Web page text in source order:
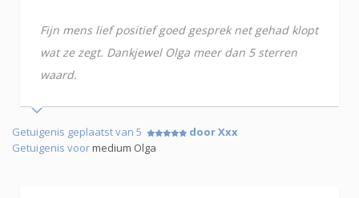
Fijn mens lief positief goed gesprek net gehad klopt
wat ze zegt. Dankjewel Olga meer dan 5 sterren
waard.
Getuigenis geplaatst van 5
door Xxx
Getuigenis voormedium Olga